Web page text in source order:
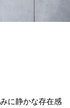
に静かな存在感